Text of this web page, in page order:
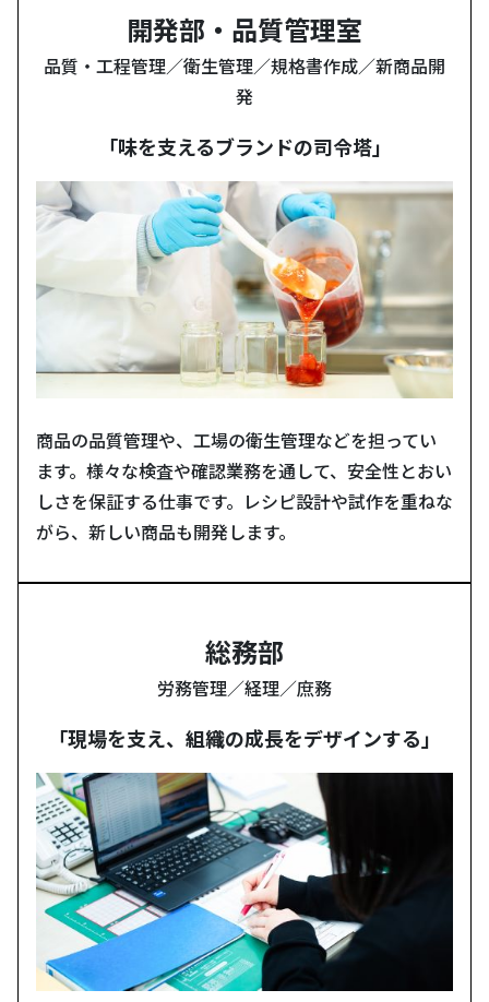
開発部・品質管理室
品質・工程管理／衛生管理／規格書作成／新商品開
発
「味を支えるブランドの司令塔」
商品の品質管理や、工場の衛生管理などを担ってい
ます。様々な検査や確認業務を通して、安全性とおい
しさを保証する仕事です。レシピ設計や試作を重ねな
がら、新しい商品も開発します。
総務部
労務管理／経理／庶務
「現場を支え、組織の成長をデザインする」